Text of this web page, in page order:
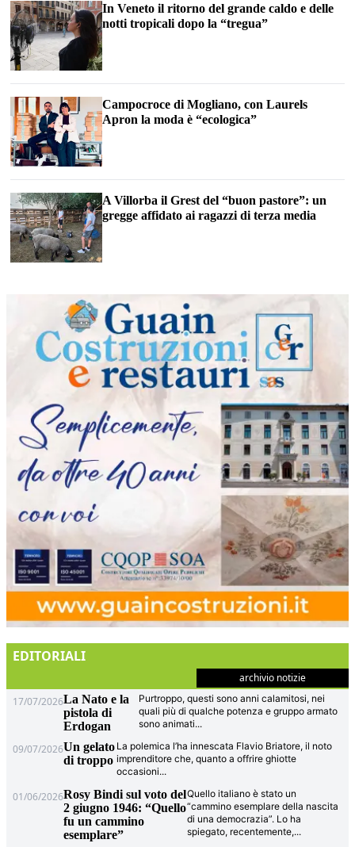
In Veneto il ritorno del grande caldo e delle
notti tropicali dopo la “tregua”
Campocroce di Mogliano, con Laurels
Apron la moda è “ecologica”
A Villorba il Grest del “buon pastore”: un
gregge affidato ai ragazzi di terza media
EDITORIALI
archivio notizie
17/07/2026La Nato e la
pistola di
Erdogan
Purtroppo, questi sono anni calamitosi, nei
quali più di qualche potenza e gruppo armato
sono animati...
09/07/2026Un gelato
di troppo
La polemica l’ha innescata Flavio Briatore, il noto
imprenditore che, quanto a offrire ghiotte
occasioni...
01/06/2026Rosy Bindi sul voto del
2 giugno 1946: “Quello
fu un cammino
esemplare”
Quello italiano è stato un
“cammino esemplare della nascita
di una democrazia”. Lo ha
spiegato, recentemente,...